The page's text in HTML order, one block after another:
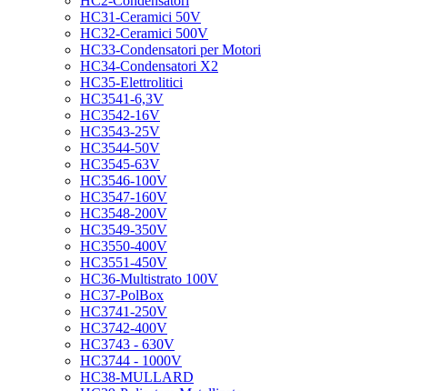
HC31-Ceramici 50V
HC32-Ceramici 500V
HC33-Condensatori per Motori
HC34-Condensatori X2
HC35-Elettrolitici
HC3541-6,3V
HC3542-16V
HC3543-25V
HC3544-50V
HC3545-63V
HC3546-100V
HC3547-160V
HC3548-200V
HC3549-350V
HC3550-400V
HC3551-450V
HC36-Multistrato 100V
HC37-PolBox
HC3741-250V
HC3742-400V
HC3743 - 630V
HC3744 - 1000V
HC38-MULLARD